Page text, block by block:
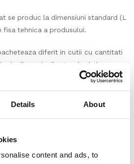
Details About
content and ads, to
se produc la dimensiuni standard (L
tehnica a produsului.
diferit in cutii cu cantitati
de dimensiunile standard ale
patrati) care se va comanda,